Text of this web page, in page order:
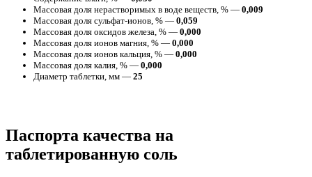
Массовая доля нерастворимых в воде веществ, % — 0,009
Массовая доля сульфат-ионов, % — 0,059
Массовая доля оксидов железа, % — 0,000
Массовая доля ионов магния, % — 0,000
Массовая доля ионов кальция, % — 0,000
Массовая доля калия, % — 0,000
Диаметр таблетки, мм — 25
Паспорта качества на
таблетированную соль